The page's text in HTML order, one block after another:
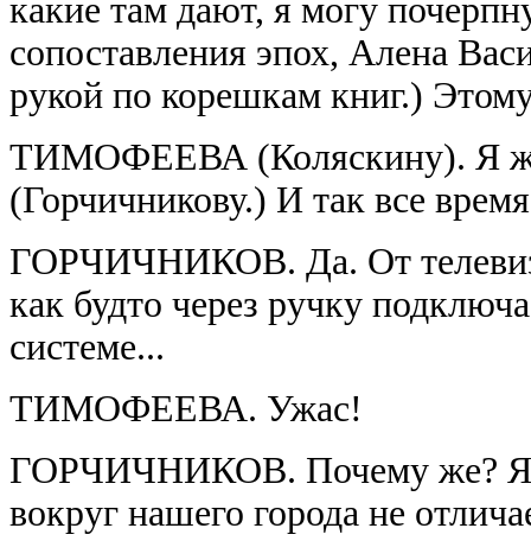
какие там дают, я могу
сопоставления эпох, Алена
рукой по корешкам книг.)
ТИМОФЕЕВА (Коляскину). Я же
(Горчичникову.) И так все
ГОРЧИЧНИКОВ. Да. От
как будто через ручку
системе...
ТИМОФЕЕВА. Ужас!
ГОРЧИЧНИКОВ. Почему же? Я
вокруг нашего города не